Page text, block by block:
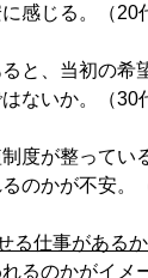
感じる。（20
と、当初の希
ないか。（30
度が整ってい
のかが不安。
る仕事がある
るのかがイメ